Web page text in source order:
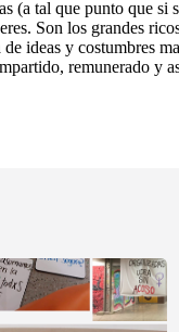
(a tal que punto que
Son los grandes
ideas y costumbres
remunerado y